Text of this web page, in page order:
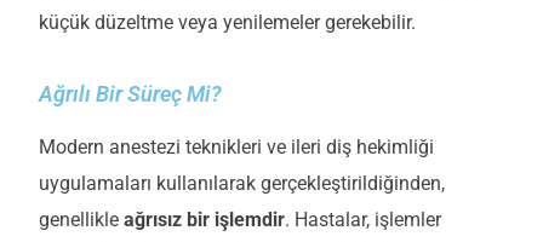
küçük düzeltme veya yenilemeler gerekebilir.
Ağrılı Bir Süreç Mi?
Modern anestezi teknikleri ve ileri diş hekimliği
uygulamaları kullanılarak gerçekleştirildiğinden,
genellikle ağrısız bir işlemdir. Hastalar, işlemler